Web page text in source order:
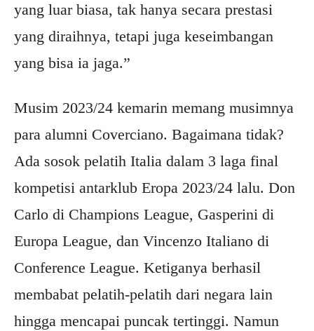
yang luar biasa, tak hanya secara prestasi
yang diraihnya, tetapi juga keseimbangan
yang bisa ia jaga.”
Musim 2023/24 kemarin memang musimnya
para alumni Coverciano. Bagaimana tidak?
Ada sosok pelatih Italia dalam 3 laga final
kompetisi antarklub Eropa 2023/24 lalu. Don
Carlo di Champions League, Gasperini di
Europa League, dan Vincenzo Italiano di
Conference League. Ketiganya berhasil
membabat pelatih-pelatih dari negara lain
hingga mencapai puncak tertinggi. Namun